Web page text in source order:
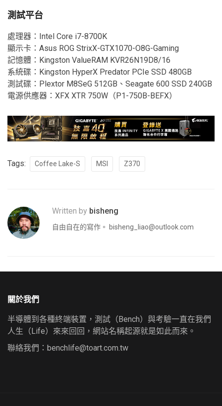
測試平台
處理器：Intel Core i7-8700K
顯示卡：Asus ROG StrixX-GTX1070-O8G-Gaming
記憶體：Kingston ValueRAM KVR26N19D8/16
系統碟：Kingston HyperX Predator PCIe SSD 480GB
測試碟：Plextor M8SeG 512GB、Seagate 600 SSD 240GB
電源供應器：XFX XTR 750W（P1-750B-BEFX）
Tags: Coffee Lake-S MSI Z370
Written by bisheng
自由自在的寫作。 bisheng_liao@outlook.com
關於我們
半導體到各種終端裝置，測試（Bench）與考驗一直在我們
人生（Life）來來回回，網站名稱起源就是如此而來。
聯絡我們： benchlife@toart.com.tw